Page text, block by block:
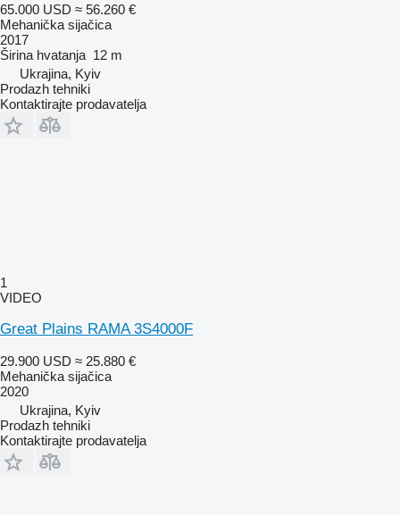
65.000 USD ≈ 56.260 €
Mehanička sijačica
2017
Širina hvatanja 12 m
Ukrajina, Kyiv
Prodazh tehniki
Kontaktirajte prodavatelja
1
VIDEO
Great Plains RAMA 3S4000F
29.900 USD ≈ 25.880 €
Mehanička sijačica
2020
Ukrajina, Kyiv
Prodazh tehniki
Kontaktirajte prodavatelja